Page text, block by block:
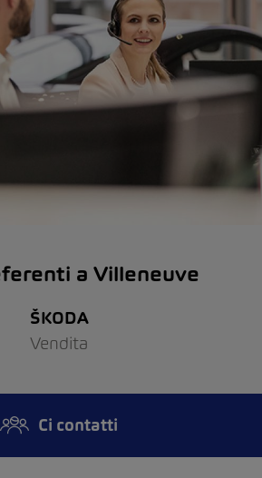
a Villeneuve
ŠKODA
Vendita
Ci contatti